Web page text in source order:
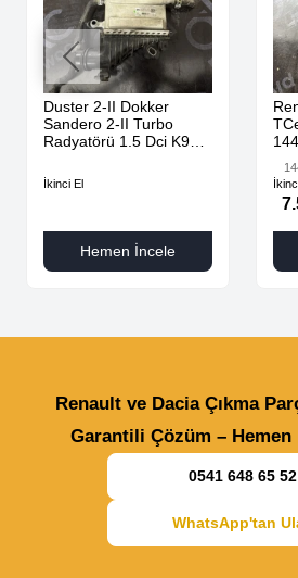
Duster 2-II Dokker
Sandero 2-II Turbo
Radyatörü 1.5 Dci K9K
144967867R-
İkinci El
Hemen İncele
Renault ve Dacia Çıkma
Garantili Çözüm –
0541 648 65 52
WhatsApp'tan